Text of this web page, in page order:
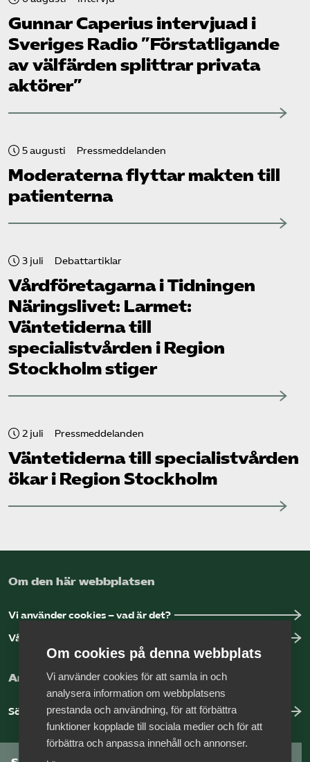
Gunnar Caperius intervjuad i
Sveriges Radio ”Förstatligande
av välfärden splittrar privata
aktörer”
5 augusti Pressmeddelanden
Moderaterna flyttar makten till
patienterna
3 juli Debattartiklar
Vård­företagarna i Tidningen
Näringslivet: Larmet:
Väntetiderna till
specialistvården i Region
Stockholm stiger
2 juli Pressmeddelanden
Väntetiderna till specialistvården
ökar i Region Stockholm
Om den här webbplatsen
Vi använder cookies – vad är det?
Vår dataskyddspolicy
Arbeta hos Vårdföretagarna?
Sök jobb hos oss
Om cookies på denna webbplats
Vi använder cookies för att samla in och
analysera information om webbplatsens
prestanda och användning, för att förbättra
funktioner kopplade till sociala medier och för att
förbättra och anpassa innehåll och annonser.